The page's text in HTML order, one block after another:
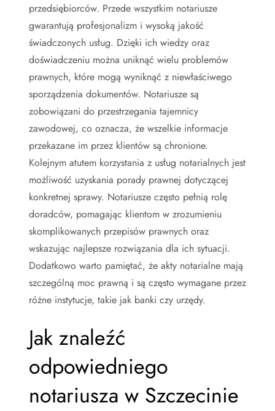
przedsiębiorców. Przede wszystkim notariusze
gwarantują profesjonalizm i wysoką jakość
świadczonych usług. Dzięki ich wiedzy oraz
doświadczeniu można uniknąć wielu problemów
prawnych, które mogą wyniknąć z niewłaściwego
sporządzenia dokumentów. Notariusze są
zobowiązani do przestrzegania tajemnicy
zawodowej, co oznacza, że wszelkie informacje
przekazane im przez klientów są chronione.
Kolejnym atutem korzystania z usług notarialnych jest
możliwość uzyskania porady prawnej dotyczącej
konkretnej sprawy. Notariusze często pełnią rolę
doradców, pomagając klientom w zrozumieniu
skomplikowanych przepisów prawnych oraz
wskazując najlepsze rozwiązania dla ich sytuacji.
Dodatkowo warto pamiętać, że akty notarialne mają
szczególną moc prawną i są często wymagane przez
różne instytucje, takie jak banki czy urzędy.
Jak znaleźć
odpowiedniego
notariusza w Szczecinie